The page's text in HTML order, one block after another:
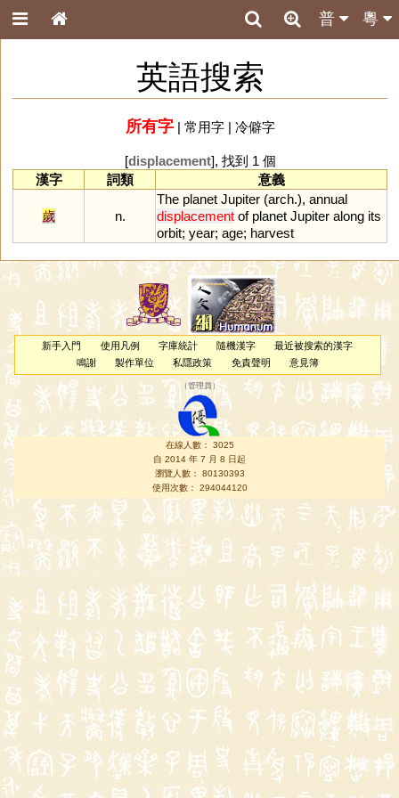
粵
普
英語搜索
所有字| 常用字| 冷僻字
[displacement], 找到 1 個
漢字
詞類 意義
歲 n.
The planet Jupiter (arch.), annual
displacement of planet Jupiter along its
orbit; year; age; harvest
新手入門 使用凡例 字庫統計 隨機漢字
最近被搜索的漢字
鳴謝
製作單位 私隱政策 免責聲明 意見簿
（管理員 ）
在線人數： 3025
自 2014 年 7 月 8 日起
瀏覽人數： 80130393
使用次數： 294044120